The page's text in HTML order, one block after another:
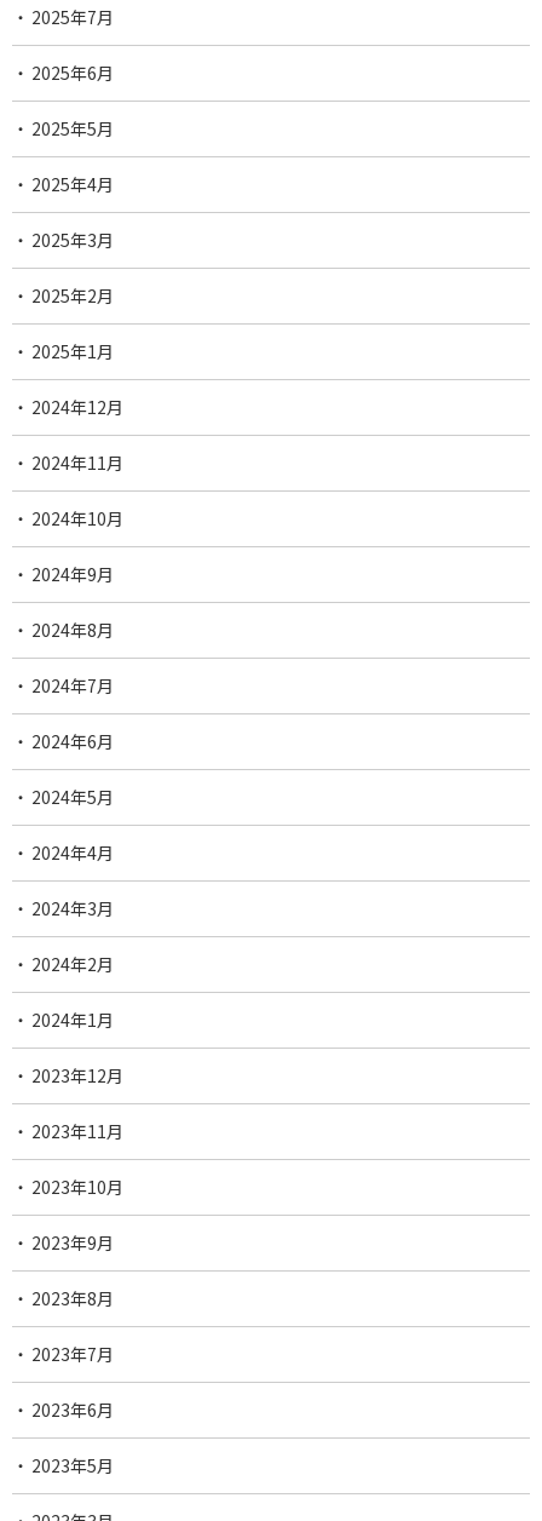
2025年7月
2025年6月
2025年5月
2025年4月
2025年3月
2025年2月
2025年1月
2024年12月
2024年11月
2024年10月
2024年9月
2024年8月
2024年7月
2024年6月
2024年5月
2024年4月
2024年3月
2024年2月
2024年1月
2023年12月
2023年11月
2023年10月
2023年9月
2023年8月
2023年7月
2023年6月
2023年5月